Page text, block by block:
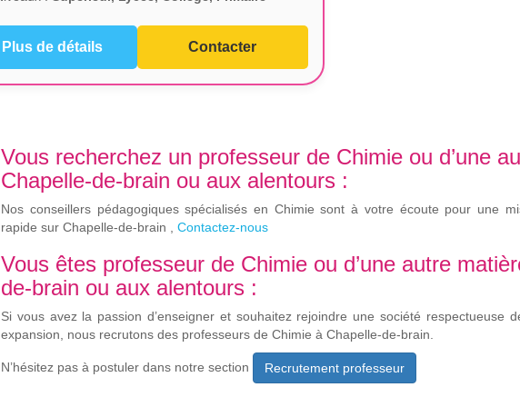
Plus de détails Contacter
Vous recherchez un professeur de Chimie ou d’une
Chapelle-de-brain ou aux alentours :
Nos conseillers pédagogiques spécialisés en Chimie sont à votre écoute pour une
rapide sur Chapelle-de-brain ,Contactez-nous
Vous êtes professeur de Chimie ou d’une autre
de-brain ou aux alentours :
Si vous avez la passion d’enseigner et souhaitez rejoindre une société respectueuse
expansion, nous recrutons des professeurs de Chimie à Chapelle-de-brain.
N’hésitez pas à postuler dans notre section Recrutement professeur